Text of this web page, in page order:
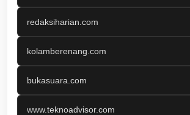
redaksiharian.com
kolamberenang.com
bukasuara.com
www.teknoadvisor.com